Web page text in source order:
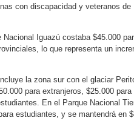
con discapacidad y veteranos
Iguazú costaba $45.000
lo que representa un
la zona sur con el glaciar
para extranjeros, $25.000
En el Parque Nacional
estudiantes, y se mantendrá en